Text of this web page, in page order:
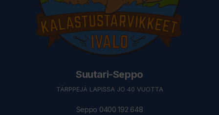
Suutari-Seppo
TÄRPPEJÄ LAPISSA JO 40 VUOTTA
Seppo 0400 192 648